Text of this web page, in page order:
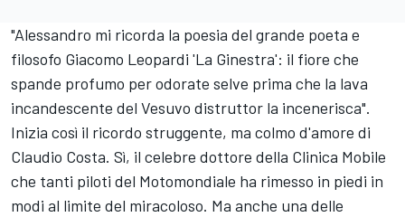
"Alessandro mi ricorda la poesia del grande poeta e
filosofo Giacomo Leopardi 'La Ginestra': il fiore che
spande profumo per odorate selve prima che la lava
incandescente del Vesuvo distruttor la incenerisca".
Inizia così il ricordo struggente, ma colmo d'amore di
Claudio Costa. Sì, il celebre dottore della Clinica Mobile
che tanti piloti del Motomondiale ha rimesso in piedi in
modi al limite del miracoloso. Ma anche una delle